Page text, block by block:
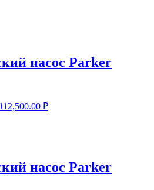
насос Parker
₽
насос Parker